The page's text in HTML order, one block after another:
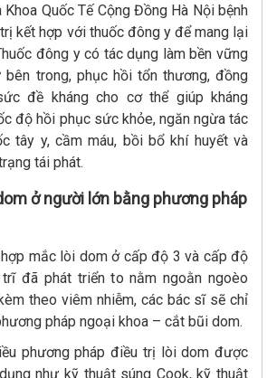
Quốc Tế Cộng Đồng Hà Nội bệnh
kết hợp với thuốc đông y để mang lại
đông y có tác dụng làm bền vững
bên trong, phục hồi tổn thương, đồng
đề kháng cho cơ thể giúp kháng
độ hồi phục sức khỏe, ngăn ngừa tác
tây y, cầm máu, bồi bổ khí huyết và
tái phát.
ở người lớn bằng phương pháp
mắc lòi dom ở cấp độ 3 và cấp độ
đã phát triển to nằm ngoằn ngoèo
theo viêm nhiễm, các bác sĩ sẽ chỉ
pháp ngoại khoa – cắt bũi dom.
phương pháp điều trị lòi dom được
như kỹ thuật súng Cook, kỹ thuật